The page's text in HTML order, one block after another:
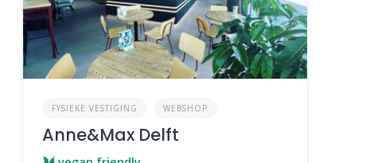
FYSIEKE VESTIGING WEBSHOP
Anne&Max Delft